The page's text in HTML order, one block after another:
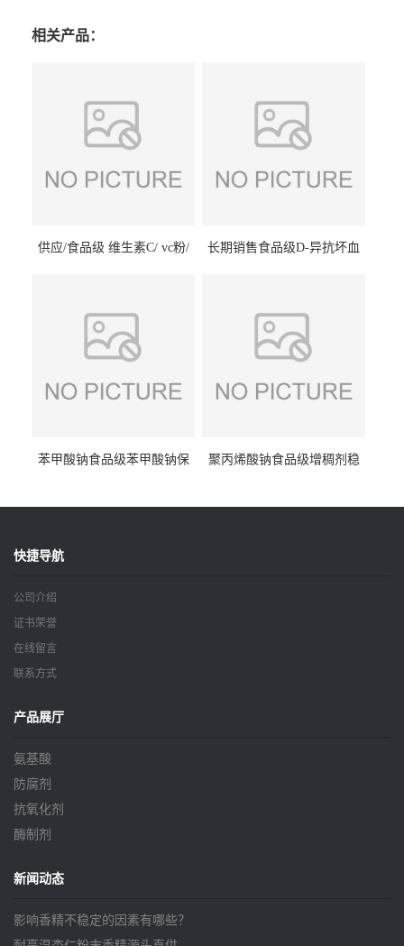
相关产品：
供应/食品级 维生素C/ vc粉/
长期销售食品级D-异抗坏血
苯甲酸钠食品级苯甲酸钠保
聚丙烯酸钠食品级增稠剂稳
快捷导航
公司介绍
证书荣誉
在线留言
联系方式
产品展厅
氨基酸
防腐剂
抗氧化剂
酶制剂
新闻动态
影响香精不稳定的因素有哪些？